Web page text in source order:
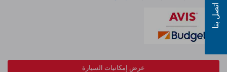
عرض إمكانيات السيارة
اتصل بنا